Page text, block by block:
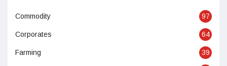
Commodity 97
Corporates 64
Farming 39